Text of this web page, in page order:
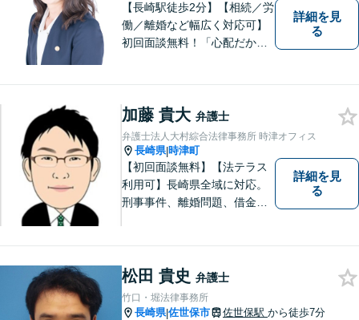
【長崎駅徒歩2分】【相続／労
働／離婚など幅広く対応可】
初回面談無料！「心配だから
い。各種専門家と連携し、ス
ムーズな解決を目指します。
詳細を見
る
加藤 貴大 弁護士
弁護士法人大村綜合法律事務所 時津オフィス
長崎県|時津町
【初回面談無料】【法テラス
利用可】長崎県全域に対応。
刑事事件、離婚問題、借金・
す。どんな些細なことでも構
いません。お気軽にご相談く
ださい【完全個室】
詳細を見
る
松田 貴史 弁護士
竹口・堀法律事務所
長崎県|佐世保市 佐世保駅 から徒歩7分